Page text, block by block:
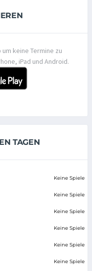
keine Termine zu
iPad und Android.
TAGEN
Keine Spiele
Keine Spiele
Keine Spiele
Keine Spiele
Keine Spiele
Keine Spiele